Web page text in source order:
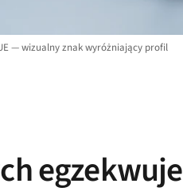
— wizualny znak wyróżniający profil
egzekwuje